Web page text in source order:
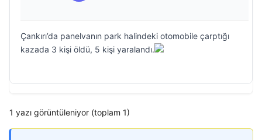
Çankırı’da panelvanın park halindeki otomobile çarptığı
kazada 3 kişi öldü, 5 kişi yaralandı.
1 yazı görüntüleniyor (toplam 1)